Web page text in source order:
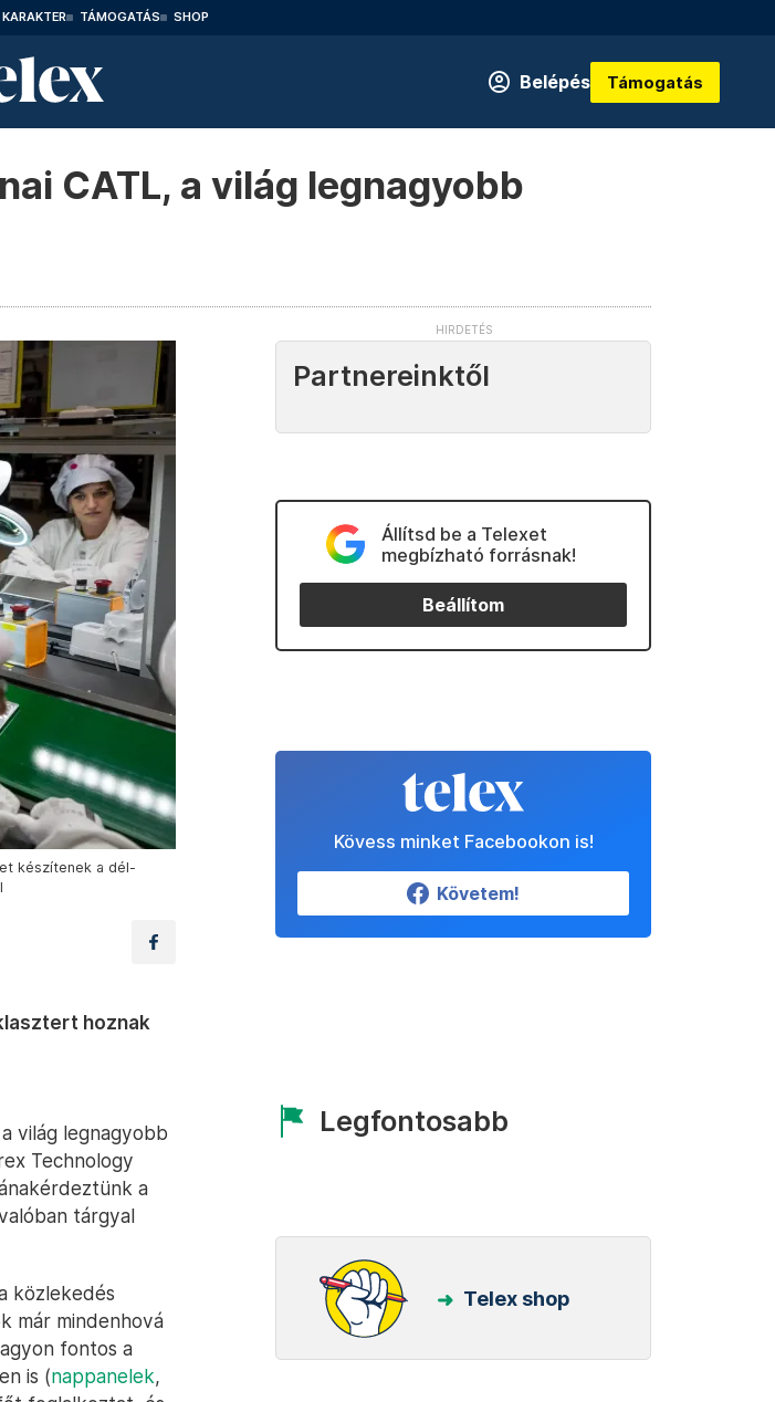
KARAKTER TÁMOGATÁS SHOP
Belépés Támogatás
CATL, a világ legnagyobb
készítenek a dél-
hoznak
világ legnagyobb
Technology
a
tárgyal
közlekedés
már mindenhová
fontos a
is (nappanelek,
Partnereinktől
Állítsd be a Telexet
megbízható forrásnak!
Beállítom
Kövess minket Facebookon is!
Követem!
Legfontosabb
Telex shop